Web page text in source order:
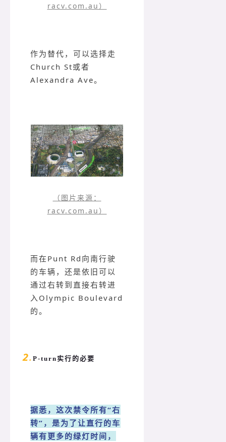
racv.com.au）
作为替代，可以选择走
Church St或者
Alexandra Ave。
（图片来源：
racv.com.au）
而在Punt Rd向南行驶
的车辆，还是依旧可以
通过右转到直接右转进
入Olympic Boulevard
的。
2. P-turn实行的必要
据悉，这次禁令所有“右
转”，是为了让直行的车
辆有更多的绿灯时间，